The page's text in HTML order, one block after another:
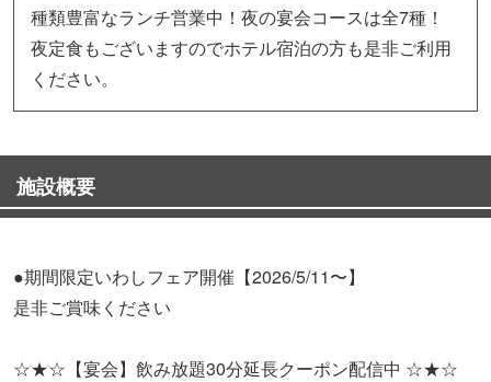
種類豊富なランチ営業中！夜の宴会コースは全7種！
夜定食もございますのでホテル宿泊の方も是非ご利用
ください。
施設概要
●期間限定いわしフェア開催【2026/5/11〜】
是非ご賞味ください
☆★☆【宴会】飲み放題30分延長クーポン配信中 ☆★☆